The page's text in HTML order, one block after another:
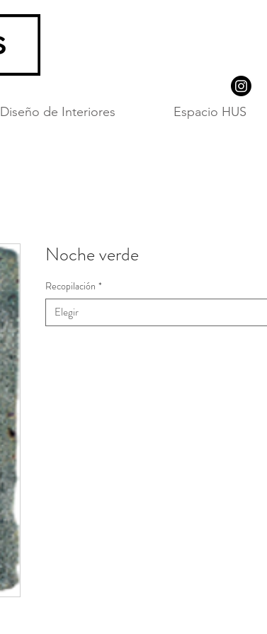
Diseño de Interiores Espacio HUS
Noche verde
Recopilación *
Elegir